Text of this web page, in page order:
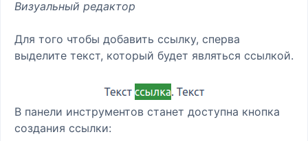
Визуальный редактор
Для того чтобы добавить ссылку, сперва
выделите текст, который будет являться ссылкой.
В панели инструментов станет доступна кнопка
создания ссылки: